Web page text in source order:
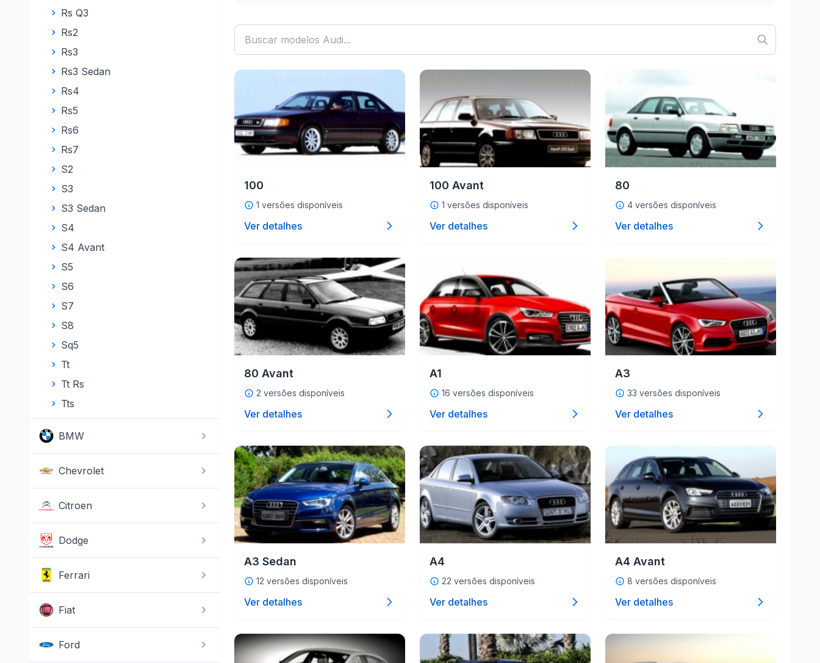
Rs Q3
Rs2
Rs3
Rs3 Sedan
Rs4
Rs5
Rs6
Rs7
S2
S3
S3 Sedan
S4
S4 Avant
S5
S6
S7
S8
Sq5
Tt
Tt Rs
Tts
BMW
Chevrolet
Citroen
Dodge
Ferrari
Fiat
Ford
100
1 versões disponíveis
Ver detalhes
100 Avant
1 versões disponíveis
Ver detalhes
80
4 versões disponíveis
Ver detalhes
80 Avant
2 versões disponíveis
Ver detalhes
A1
16 versões disponíveis
Ver detalhes
A3
33 versões disponíveis
Ver detalhes
A3 Sedan
12 versões disponíveis
Ver detalhes
A4
22 versões disponíveis
Ver detalhes
A4 Avant
8 versões disponíveis
Ver detalhes